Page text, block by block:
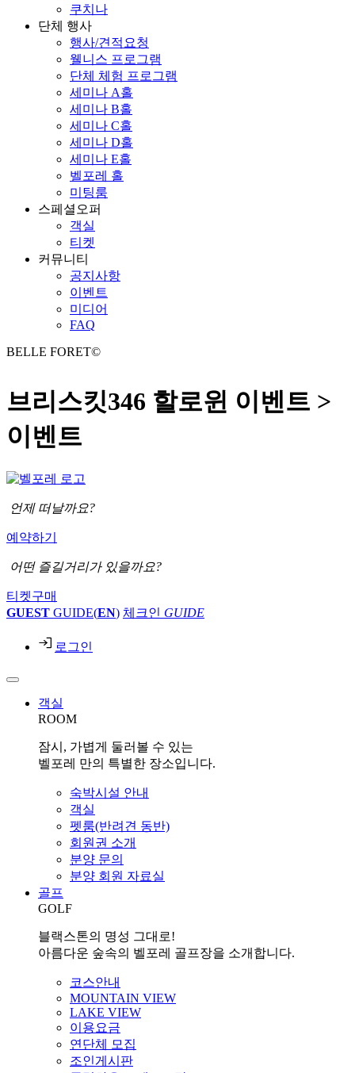
쿠치나
단체 행사
행사/견적요청
웰니스 프로그램
단체 체험 프로그램
세미나 A홀
세미나 B홀
세미나 C홀
세미나 D홀
세미나 E홀
벨포레 홀
미팅룸
스페셜오퍼
객실
티켓
커뮤니티
공지사항
이벤트
미디어
FAQ
BELLE FORET©
브리스킷346 할로윈 이벤트 >
이벤트
언제 떠날까요?
예약하기
어떤 즐길거리가 있을까요?
티켓구매
GUEST GUIDE(EN) 체크인 GUIDE
로그인
객실
ROOM
잠시, 가볍게 둘러볼 수 있는
벨포레 만의 특별한 장소입니다.
숙박시설 안내
객실
펫룸(반려견 동반)
회원권 소개
분양 문의
분양 회원 자료실
골프
GOLF
블랙스톤의 명성 그대로!
아름다운 숲속의 벨포레 골프장을 소개합니다.
코스안내
MOUNTAIN VIEW
LAKE VIEW
이용요금
연단체 모집
조인게시판